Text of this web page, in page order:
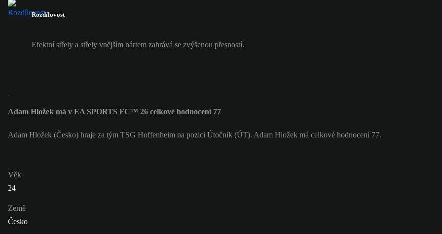
Rozdílovost
Efektní střely a střely vnějším nártem zahrává se zvýšenou přesností.
Adam Hložek má v EA SPORTS FC™ 26 celkové hodnocení 77
Adam Hložek (Česko) hraje za tým TSG Hoffenheim na pozici Útočník (ÚT). Adam Hložek má celkové hodnocení 77.
Věk
24
Země
Česko